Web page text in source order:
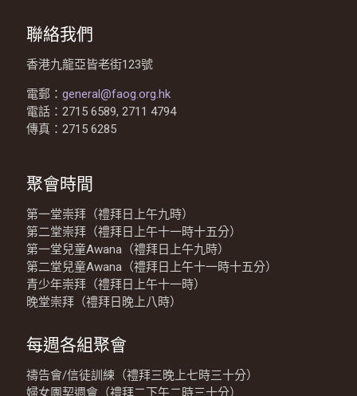
聯絡我們
香港九龍亞皆老街123號
電郵： general@faog.org.hk
電話：2715 6589, 2711 4794
傳真：2715 6285
聚會時間
第一堂崇拜（禮拜日上午九時）
第二堂崇拜（禮拜日上午十一時十五分）
第一堂兒童Awana（禮拜日上午九時）
第二堂兒童Awana（禮拜日上午十一時十五分）
青少年崇拜（禮拜日上午十一時）
晚堂崇拜（禮拜日晚上八時）
每週各組聚會
禱告會/信徒訓練（禮拜三晚上七時三十分）
婦女團契週會（禮拜二下午二時三十分）